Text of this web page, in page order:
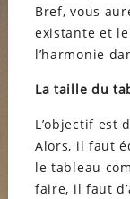
Bref, vous
existante et
l’harmonie
La taille du
L’objectif est
Alors, il faut
le tableau
faire, il faut